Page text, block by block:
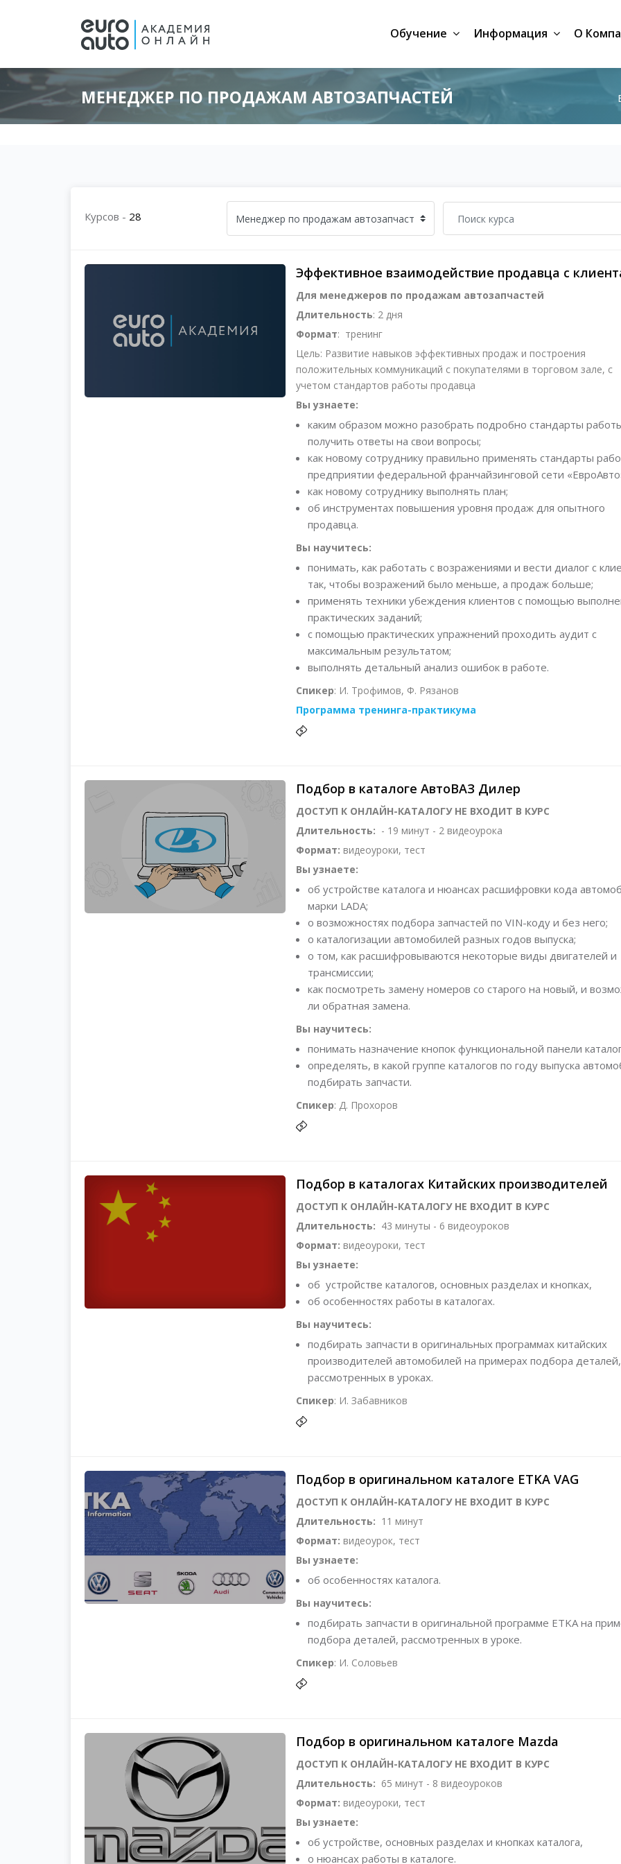
Обучение Информация О
МЕНЕДЖЕР ПО ПРОДАЖАМ АВТОЗАПЧАСТЕЙ
Курсов - 28
Эффективное взаимодействие продавца с
Для менеджеров по продажам автозапчастей
Длительность: 2 дня
Формат: тренинг
Цель: Развитие навыков эффективных продаж и построения
положительных коммуникаций с покупателями в торговом зале, с
учетом стандартов работы продавца
Вы узнаете:
каким образом можно разобрать подробно стандарты
получить ответы на свои вопросы;
как новому сотруднику правильно применять стандарты
предприятии федеральной франчайзинговой сети
как новому сотруднику выполнять план;
об инструментах повышения уровня продаж для опытного
продавца.
Вы научитесь:
понимать, как работать с возражениями и вести диалог с
так, чтобы возражений было меньше, а продаж больше;
применять техники убеждения клиентов с помощью
практических заданий;
с помощью практических упражнений проходить аудит с
максимальным результатом;
выполнять детальный анализ ошибок в работе.
Спикер: И. Трофимов, Ф. Рязанов
Программа тренинга-практикума
Подбор в каталоге АвтоВАЗ Дилер
ДОСТУП К ОНЛАЙН-КАТАЛОГУ НЕ ВХОДИТ В КУРС
Длительность: - 19 минут - 2 видеоурока
Формат: видеоуроки, тест
Вы узнаете:
об устройстве каталога и нюансах расшифровки кода
марки LADA;
о возможностях подбора запчастей по VIN-коду и без него;
о каталогизации автомобилей разных годов выпуска;
о том, как расшифровываются некоторые виды двигателей и
трансмиссии;
как посмотреть замену номеров со старого на новый, и
ли обратная замена.
Вы научитесь:
понимать назначение кнопок функциональной панели
определять, в какой группе каталогов по году выпуска
подбирать запчасти.
Спикер: Д. Прохоров
Подбор в каталогах Китайских производителей
ДОСТУП К ОНЛАЙН-КАТАЛОГУ НЕ ВХОДИТ В КУРС
Длительность: 43 минуты - 6 видеоуроков
Формат: видеоуроки, тест
Вы узнаете:
об устройстве каталогов, основных разделах и кнопках,
об особенностях работы в каталогах.
Вы научитесь:
подбирать запчасти в оригинальных программах китайских
производителей автомобилей на примерах подбора деталей,
рассмотренных в уроках.
Спикер: И. Забавников
Подбор в оригинальном каталоге ETKA VAG
ДОСТУП К ОНЛАЙН-КАТАЛОГУ НЕ ВХОДИТ В КУРС
Длительность: 11 минут
Формат: видеоурок, тест
Вы узнаете:
об особенностях каталога.
Вы научитесь:
подбирать запчасти в оригинальной программе ETKA на
подбора деталей, рассмотренных в уроке.
Спикер: И. Соловьев
Подбор в оригинальном каталоге Mazda
ДОСТУП К ОНЛАЙН-КАТАЛОГУ НЕ ВХОДИТ В КУРС
Длительность: 65 минут - 8 видеоуроков
Формат: видеоуроки, тест
Вы узнаете:
об устройстве, основных разделах и кнопках каталога,
о нюансах работы в каталоге.